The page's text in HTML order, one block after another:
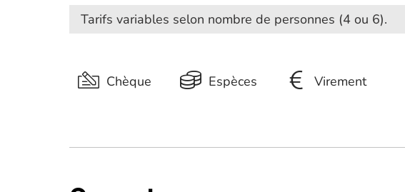
Tarifs variables selon nombre de personnes (4 ou 6).
Chèque Espèces Virement